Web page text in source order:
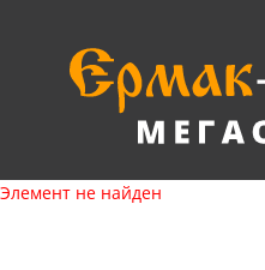
Элемент не найден